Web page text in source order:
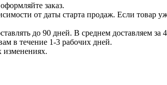
заказ.
от даты старта продаж. Если товар
до 90 дней. В среднем доставляем за
в течение 1-3 рабочих дней.
изменениях.